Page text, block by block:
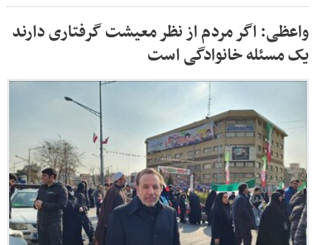
واعظی: اگر مردم از نظر معیشت گرفتاری دارند
یک مسئله خانوادگی است